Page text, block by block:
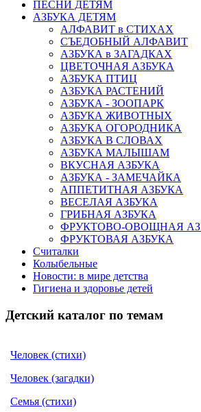
ПЕСНИ ДЕТЯМ
АЗБУКА ДЕТЯМ
АЛФАВИТ в СТИХАХ
СЪЕДОБНЫЙ АЛФАВИТ
АЗБУКА в ЗАГАДКАХ
ЦВЕТОЧНАЯ АЗБУКА
АЗБУКА ПТИЦ
АЗБУКА РАСТЕНИЙ
АЗБУКА - ЗООПАРК
АЗБУКА ЖИВОТНЫХ
АЗБУКА ОГОРОДНИКА
АЗБУКА В СЛОВАХ
АЗБУКА МАЛЫШАМ
ВКУСНАЯ АЗБУКА
АЗБУКА - ЗАМЕЧАЙКА
АППЕТИТНАЯ АЗБУКА
ВЕСЕЛАЯ АЗБУКА
ГРИБНАЯ АЗБУКА
ФРУКТОВО-ОВОЩНАЯ
ФРУКТОВАЯ АЗБУКА
Считалки
Колыбельные
Новости: в мире детства
Гигиена и здоровье детей
Детский каталог по темам
Человек (стихи)
Человек (загадки)
Семья (стихи)